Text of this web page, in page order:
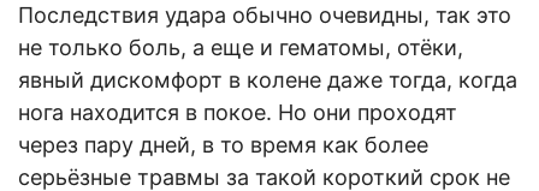
Последствия удара обычно очевидны, так это
не только боль, а еще и гематомы, отёки,
явный дискомфорт в колене даже тогда, когда
нога находится в покое. Но они проходят
через пару дней, в то время как более
серьёзные травмы за такой короткий срок не